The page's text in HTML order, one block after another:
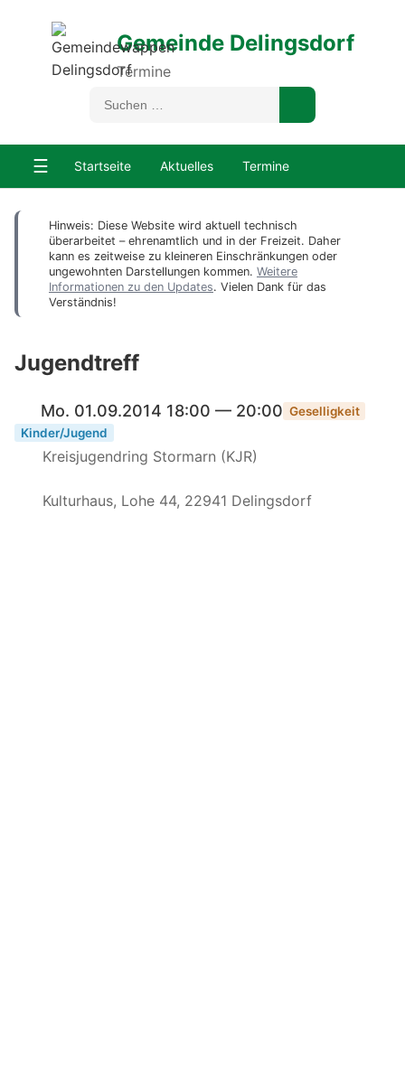
Gemeinde Delingsdorf
Termine
☰ Startseite Aktuelles Termine
Hinweis: Diese Website wird aktuell technisch
überarbeitet – ehrenamtlich und in der Freizeit. Daher
kann es zeitweise zu kleineren Einschränkungen oder
ungewohnten Darstellungen kommen. Weitere
Informationen zu den Updates. Vielen Dank für das
Verständnis!
Jugendtreff
Mo. 01.09.2014 18:00 — 20:00 Geselligkeit
Kinder/Jugend
Kreisjugendring Stormarn (KJR)
Kulturhaus, Lohe 44, 22941 Delingsdorf